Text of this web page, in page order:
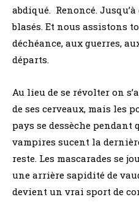
abdiqué. Renoncé.
blasés. Et nous assistons
déchéance, aux guerres,
départs.
Au lieu de se révolter on
de ses cerveaux, mais les
pays se dessèche
vampires sucent la
reste. Les mascarades se
une arrière sapidité de
devient un vrai sport de